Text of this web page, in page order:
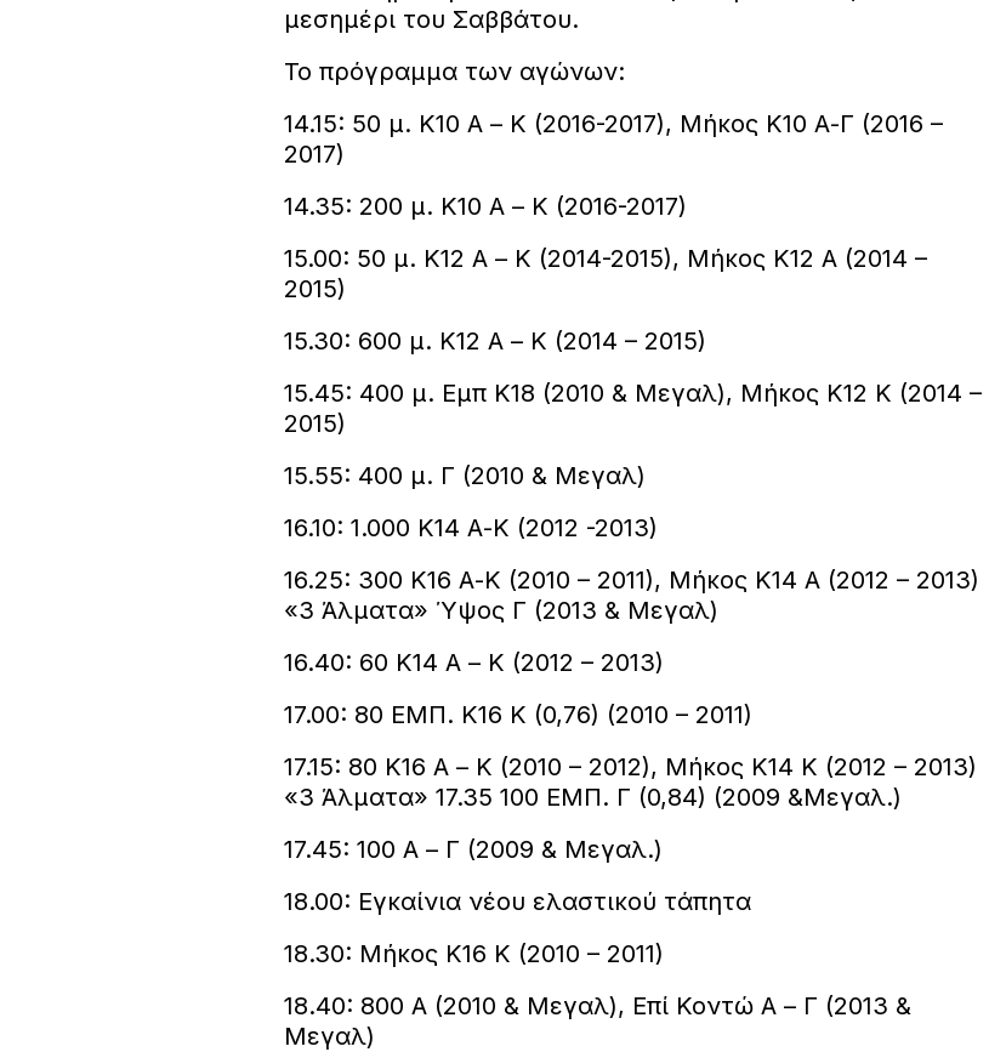
μεσημέρι του Σαββάτου.
Το πρόγραμμα των αγώνων:
14.15: 50 μ. Κ10 Α – Κ (2016-2017), Μήκος Κ10 Α-Γ (2016 –
2017)
14.35: 200 μ. Κ10 Α – Κ (2016-2017)
15.00: 50 μ. Κ12 Α – Κ (2014-2015), Μήκος Κ12 Α (2014 –
2015)
15.30: 600 μ. Κ12 Α – Κ (2014 – 2015)
15.45: 400 μ. Εμπ Κ18 (2010 & Μεγαλ), Μήκος Κ12 Κ (2014 –
2015)
15.55: 400 μ. Γ (2010 & Μεγαλ)
16.10: 1.000 Κ14 Α-Κ (2012 -2013)
16.25: 300 Κ16 Α-Κ (2010 – 2011), Μήκος Κ14 Α (2012 – 2013)
«3 Άλματα» Ύψος Γ (2013 & Μεγαλ)
16.40: 60 Κ14 Α – Κ (2012 – 2013)
17.00: 80 ΕΜΠ. Κ16 Κ (0,76) (2010 – 2011)
17.15: 80 Κ16 Α – Κ (2010 – 2012), Μήκος Κ14 Κ (2012 – 2013)
«3 Άλματα» 17.35 100 ΕΜΠ. Γ (0,84) (2009 &Μεγαλ.)
17.45: 100 Α – Γ (2009 & Μεγαλ.)
18.00: Εγκαίνια νέου ελαστικού τάπητα
18.30: Μήκος Κ16 Κ (2010 – 2011)
18.40: 800 Α (2010 & Μεγαλ), Επί Κοντώ Α – Γ (2013 &
Μεγαλ)